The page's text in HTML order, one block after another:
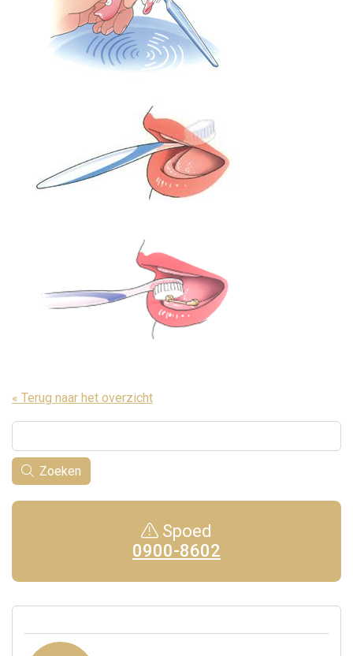
« Terug naar het overzicht
Zoeken
Spoed
0900-8602